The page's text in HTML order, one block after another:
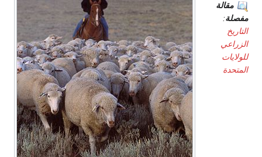
مقالة
مفصلة:
التاريخ
الزراعي
للولايات
المتحدة